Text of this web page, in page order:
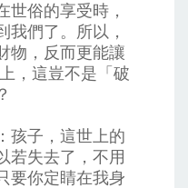
世俗的享受時，
我們了。所以，
物，反而更能讓
，這豈不是「破
孩子，這世上的
若失去了，不用
要你定睛在我身